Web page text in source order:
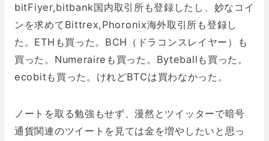
bitFiyer,bitbank国内取引所も登録したし、妙なコイ
ンを求めてBittrex,Phoronix海外取引所も登録し
た。ETHも買った。BCH（ドラコンスレイヤー）も
買った。Numeraireも買った。Byteballも買った。
ecobitも買った。けれどBTCは買わなかった。
ノートを取る勉強もせず、漫然とツイッターで暗号
通貨関連のツイートを見ては金を増やしたいと思っ